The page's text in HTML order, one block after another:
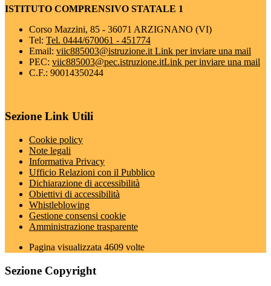
ISTITUTO COMPRENSIVO STATALE 1
Corso Mazzini, 85 - 36071 ARZIGNANO (VI)
Tel: Tel. 0444/670061 - 451774
Email: viic885003@istruzione.it Link per inviare una mail
PEC: viic885003@pec.istruzione.itLink per inviare una mail
C.F.: 90014350244
Sezione Link Utili
Cookie policy
Note legali
Informativa Privacy
Ufficio Relazioni con il Pubblico
Dichiarazione di accessibilità
Obiettivi di accessibilità
Whistleblowing
Gestione consensi cookie
Amministrazione trasparente
Pagina visualizzata 4609 volte
Sezione Copyright